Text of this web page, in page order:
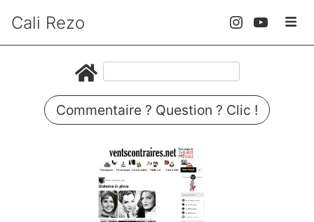
Cali Rezo
Commentaire ? Question ? Clic !